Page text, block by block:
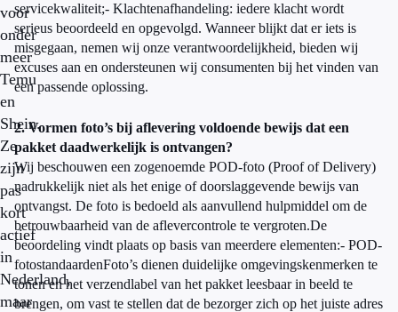
voor
onder
meer
Temu
en
Shein.
Ze
zijn
pas
kort
actief
in
Nederland,
maar
servicekwaliteit;- Klachtenafhandeling: iedere klacht wordt
serieus beoordeeld en opgevolgd. Wanneer blijkt dat er iets is
misgegaan, nemen wij onze verantwoordelijkheid, bieden wij
excuses aan en ondersteunen wij consumenten bij het vinden van
een passende oplossing.
2. Vormen foto’s bij aflevering voldoende bewijs dat een
pakket daadwerkelijk is ontvangen?
Wij beschouwen een zogenoemde POD-foto (Proof of Delivery)
nadrukkelijk niet als het enige of doorslaggevende bewijs van
ontvangst. De foto is bedoeld als aanvullend hulpmiddel om de
betrouwbaarheid van de aflevercontrole te vergroten.De
beoordeling vindt plaats op basis van meerdere elementen:- POD-
fotostandaardenFoto’s dienen duidelijke omgevingskenmerken te
tonen en het verzendlabel van het pakket leesbaar in beeld te
brengen, om vast te stellen dat de bezorger zich op het juiste adres